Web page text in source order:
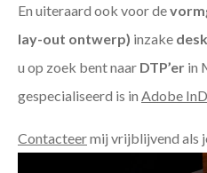
En uiteraard ook voor de
lay-out ontwerp) inzake
u op zoek bent naar DTP’er in
gespecialiseerd is in Adobe
Contacteermij vrijblijvend als